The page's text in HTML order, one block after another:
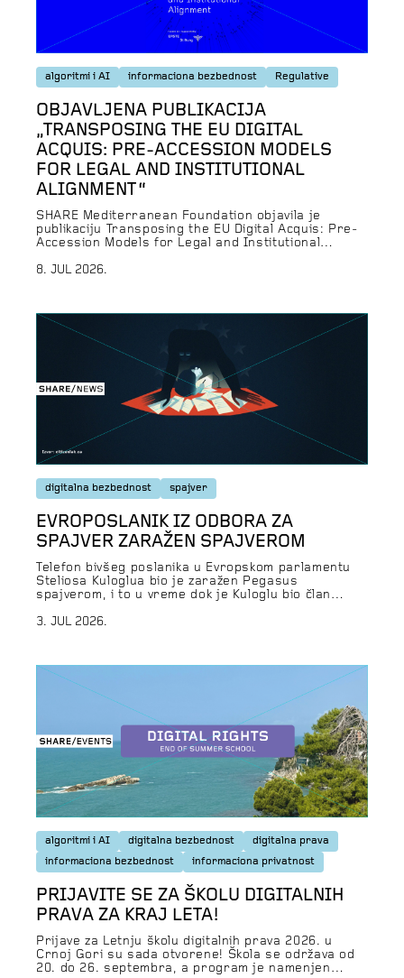
algoritmi i AI informaciona bezbednost Regulative
OBJAVLJENA PUBLIKACIJA
„TRANSPOSING THE EU DIGITAL
ACQUIS: PRE-ACCESSION MODELS
FOR LEGAL AND INSTITUTIONAL
ALIGNMENT“
SHARE Mediterranean Foundation objavila je
publikaciju Transposing the EU Digital Acquis: Pre-
Accession Models for Legal and Institutional
institucionalnog usklađivanja zemalja kandidata sa
primenu ključnih propisa Evropske unije u oblasti
digitalnih politika, uključujući Digital Services Act
(DSA), Digital Markets […]
8. JUL 2026.
digitalna bezbednost spajver
EVROPOSLANIK IZ ODBORA ZA
SPAJVER ZARAŽEN SPAJVEROM
Telefon bivšeg poslanika u Evropskom parlamentu
Steliosa Kuloglua bio je zaražen Pegasus
spajverom, i to u vreme dok je Kuloglu bio član
spajvera, nalazi su Citizen Laba, istraživačke
pouzdanosti potvrdila da je Kulogluov iPhone bio
zaražen Pegasusom […]
3. JUL 2026.
algoritmi i AI digitalna bezbednost
digitalna prava
informaciona bezbednost
informaciona privatnost
PRIJAVITE SE ZA ŠKOLU DIGITALNIH
PRAVA ZA KRAJ LETA!
Prijave za Letnju školu digitalnih prava 2026. u
Crnoj Gori su sada otvorene! Škola se održava od
20. do 26. septembra, a program je namenjen